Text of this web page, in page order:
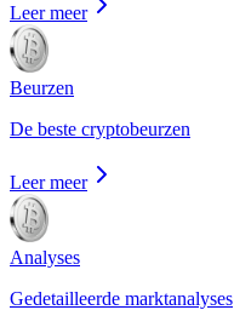
Leer meer
Beurzen
De beste cryptobeurzen
Leer meer
Analyses
Gedetailleerde marktanalyses